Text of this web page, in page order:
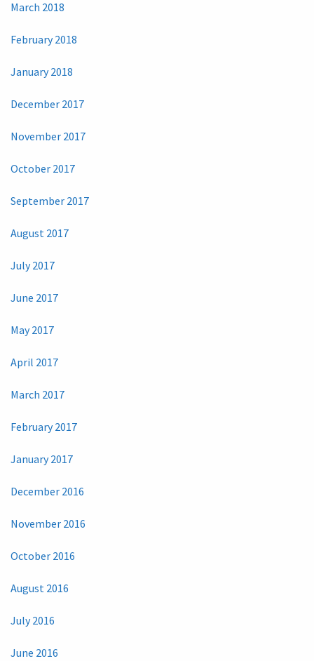
March 2018
February 2018
January 2018
December 2017
November 2017
October 2017
September 2017
August 2017
July 2017
June 2017
May 2017
April 2017
March 2017
February 2017
January 2017
December 2016
November 2016
October 2016
August 2016
July 2016
June 2016